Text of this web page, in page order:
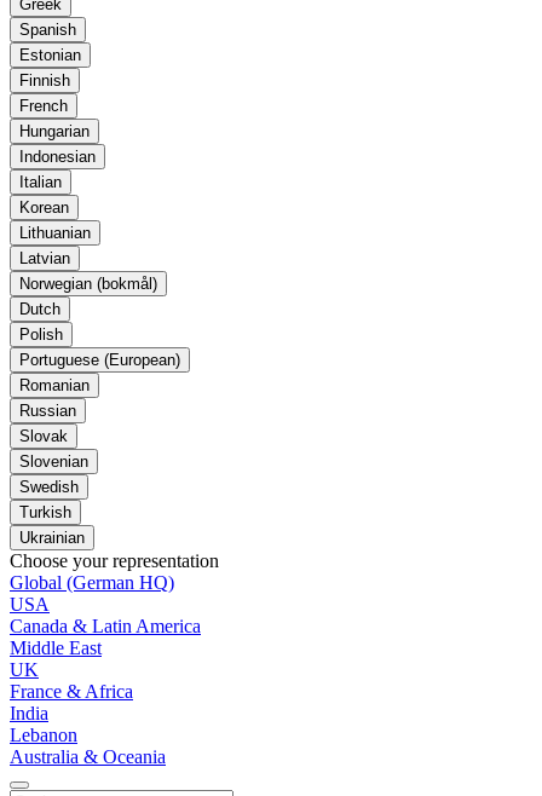
Greek
Spanish
Estonian
Finnish
French
Hungarian
Indonesian
Italian
Korean
Lithuanian
Latvian
Norwegian (bokmål)
Dutch
Polish
Portuguese (European)
Romanian
Russian
Slovak
Slovenian
Swedish
Turkish
Ukrainian
Choose your representation
Global (German HQ)
USA
Canada & Latin America
Middle East
UK
France & Africa
India
Lebanon
Australia & Oceania